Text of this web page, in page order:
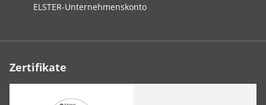
ELSTER-Unternehmenskonto
Zertifikate